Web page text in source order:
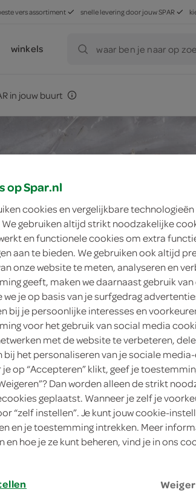
vers assortiment snelle levering door jouw SPAR
winkels waar ben je naar op
in jouw buurt
hartige gelei
hartige
op Spar.nl
cookies en vergelijkbare
gebruiken altijd strikt noodzakelijke
en functionele cookies om extra
aan te bieden. We gebruiken ook altijd
onze website te meten, analyseren en
geeft, maken we daarnaast gebruik
we je op basis van je surfgedrag
bij je persoonlijke interesses en
voor het gebruik van social media
met de website te verbeteren,
bij het personaliseren van je sociale
je op “Accepteren” klikt, geef je
Dan worden alleen de strikt
geplaatst. Wanneer je zelf je
“zelf instellen”. Je kunt jouw cookie-
en je toestemming intrekken. Meer
en hoe je ze kunt beheren, vind je in ons